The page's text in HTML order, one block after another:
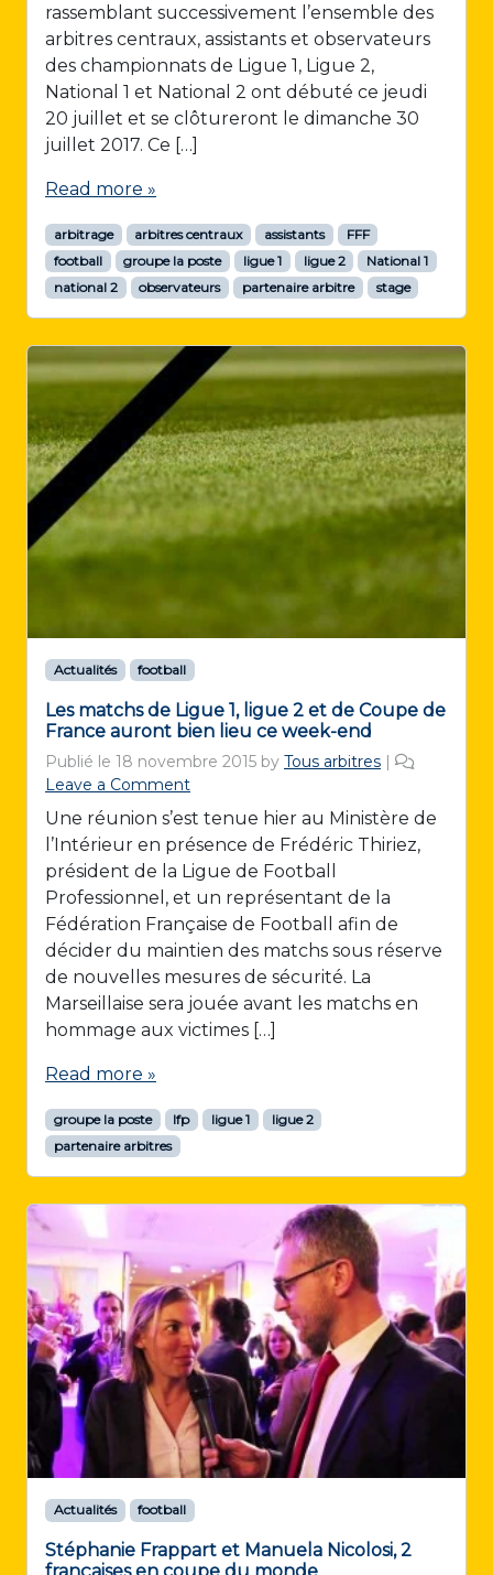
rassemblant successivement l’ensemble des
arbitres centraux, assistants et observateurs
des championnats de Ligue 1, Ligue 2,
National 1 et National 2 ont débuté ce jeudi
20 juillet et se clôtureront le dimanche 30
juillet 2017. Ce […]
Read more »
arbitrage arbitres centraux assistants
FFF
football
groupe la poste ligue 1 ligue 2
National 1
national 2
observateurs partenaire arbitre stage
Actualités football
Les matchs de Ligue 1, ligue 2 et de Coupe de
France auront bien lieu ce week-end
Publié le 18 novembre 2015 by Tous arbitres |
Leave a Comment
Une réunion s’est tenue hier au Ministère de
l’Intérieur en présence de Frédéric Thiriez,
président de la Ligue de Football
Professionnel, et un représentant de la
Fédération Française de Football afin de
décider du maintien des matchs sous réserve
de nouvelles mesures de sécurité. La
Marseillaise sera jouée avant les matchs en
hommage aux victimes […]
Read more »
groupe la poste lfp ligue 1
ligue 2
partenaire arbitres
Actualités football
Stéphanie Frappart et Manuela Nicolosi, 2